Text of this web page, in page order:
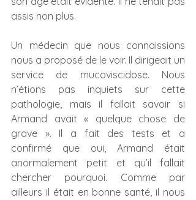
assis non plus.
Un médecin que nous connaissions
nous a proposé de le voir. Il dirigeait un
service de mucoviscidose. Nous
n’étions pas inquiets sur cette
pathologie, mais il fallait savoir si
Armand avait « quelque chose de
grave ». Il a fait des tests et a
confirmé que oui, Armand était
anormalement petit et qu’il fallait
chercher pourquoi. Comme par
ailleurs il était en bonne santé, il nous